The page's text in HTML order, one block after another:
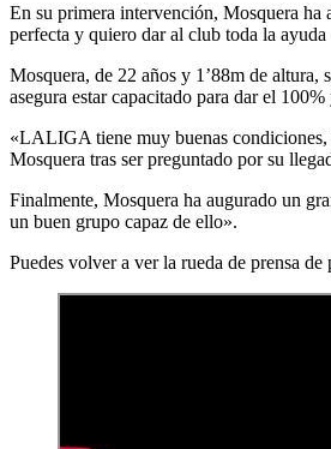
En su primera intervención, Mosquera
perfecta y quiero dar al club toda la ayuda
Mosquera, de 22 años y 1’88m de
asegura estar capacitado para dar el
«LALIGA tiene muy buenas condiciones,
Mosquera tras ser preguntado por su
Finalmente, Mosquera ha augurado un
un buen grupo capaz de ello».
Puedes volver a ver la rueda de prensa